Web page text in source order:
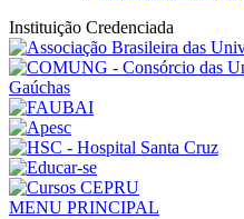
Instituição Credenciada
MENU PRINCIPAL